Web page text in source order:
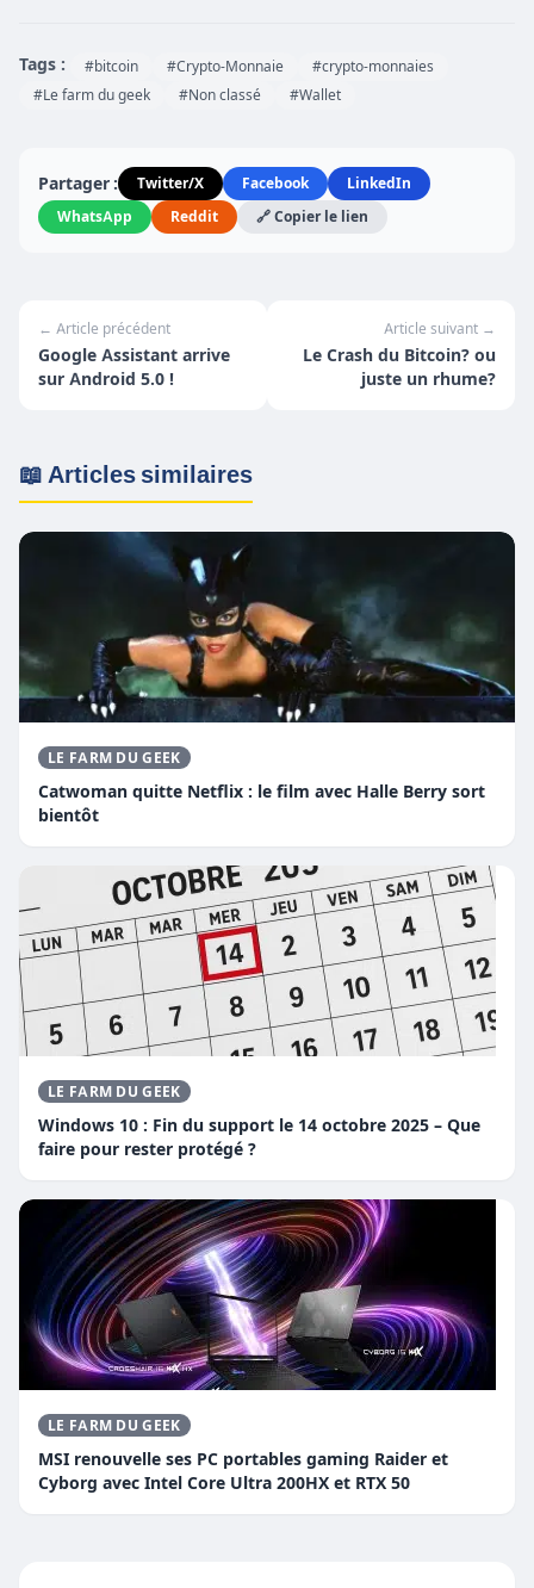
Tags : #bitcoin #Crypto-Monnaie
#crypto-monnaies
#Le farm du geek
#Non classé #Wallet
Partager : Twitter/X Facebook
LinkedIn
WhatsApp
Reddit 🔗 Copier le lien
← Article précédent
Google Assistant arrive
sur Android 5.0 !
Article suivant →
Le Crash du Bitcoin? ou
juste un rhume?
📖 Articles similaires
LE FARM DU GEEK
Catwoman quitte Netflix : le film avec Halle Berry sort
bientôt
LE FARM DU GEEK
Windows 10 : Fin du support le 14 octobre 2025 – Que
faire pour rester protégé ?
LE FARM DU GEEK
MSI renouvelle ses PC portables gaming Raider et
Cyborg avec Intel Core Ultra 200HX et RTX 50